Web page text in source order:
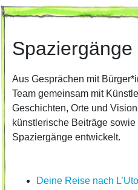
Spaziergänge
Aus Gesprächen mit
Team gemeinsam mit
Geschichten, Orte und
künstlerische Beiträge
Spaziergänge entwickelt.
Deine Reise nach